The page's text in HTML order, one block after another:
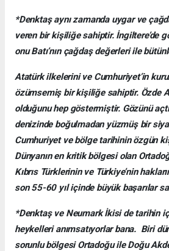
*Denktaş aynı zamanda uygar ve
veren bir kişiliğe sahiptir. İngiltere’de
onu Batı’nın çağdaş değerleri ile
Atatürk ilkelerini ve Cumhuriyet’in
özümsemiş bir kişiliğe sahiptir. Özde
olduğunu hep göstermiştir. Gözünü
denizinde boğulmadan yüzmüş bir
Cumhuriyet ve bölge tarihinin özgün
Dünyanın en kritik bölgesi olan
Kıbrıs Türklerinin ve Türkiye’nin
son 55-60 yıl içinde büyük başarılar
*Denktaş ve Neumark İkisi de tarihin
heykelleri anımsatıyorlar bana. Biri
sorunlu bölgesi Ortadoğu ile Doğu